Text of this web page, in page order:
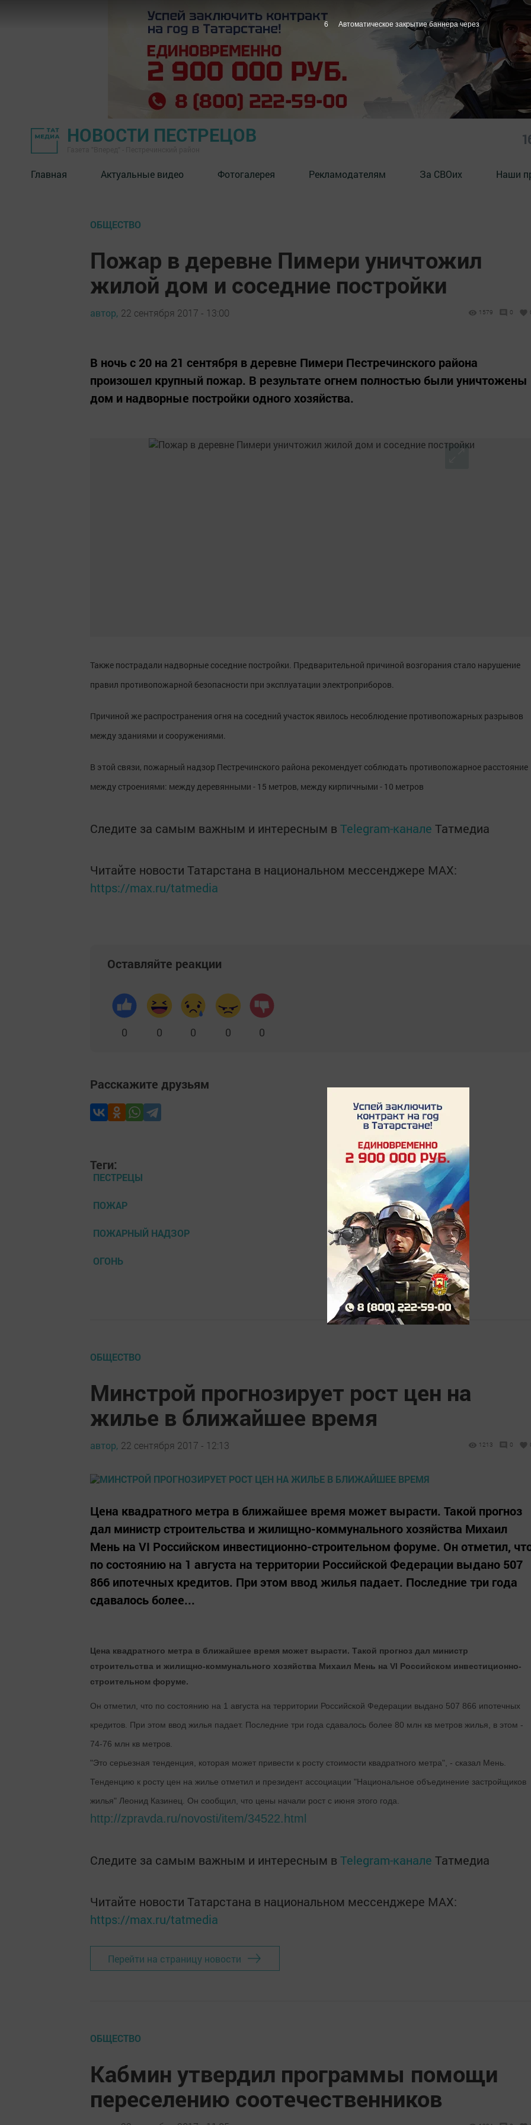
НОВОСТИ ПЕСТРЕЦОВ
Главная Актуальные видео Фотогалерея Рекламодателям За СВОих Наши
ОБЩЕСТВО
Пожар в деревне Пимери уничтожил
жилой дом и соседние постройки
автор, 22 сентября 2017 - 13:00 1579 0
В ночь с 20 на 21 сентября в деревне Пимери Пестречинского района
произошел крупный пожар. В результате огнем полностью были уничтожены
дом и надворные постройки одного хозяйства.
Также пострадали надворные соседние постройки. Предварительной причиной возгорания стало нарушение
правил противопожарной безопасности при эксплуатации электроприборов.
Причиной же распространения огня на соседний участок явилось несоблюдение противопожарных разрывов
между зданиями и сооружениями.
В этой связи, пожарный надзор Пестречинского района рекомендует соблюдать противопожарное расстояние
между строениями: между деревянными - 15 метров, между кирпичными - 10 метров
Следите за самым важным и интересным в Telegram-канале Татмедиа
Читайте новости Татарстана в национальном мессенджере MАХ:
https://max.ru/tatmedia
Оставляйте реакции
0 0 0 0 0
Расскажите друзьям
Теги:
ПЕСТРЕЦЫ
ПОЖАР
ПОЖАРНЫЙ НАДЗОР
ОГОНЬ
ОБЩЕСТВО
Минстрой прогнозирует рост цен на
жилье в ближайшее время
автор, 22 сентября 2017 - 12:13 1213 0
Цена квадратного метра в ближайшее время может вырасти. Такой прогноз
дал министр строительства и жилищно-коммунального хозяйства Михаил
Мень на VI Российском инвестиционно-строительном форуме. Он отметил,
по состоянию на 1 августа на территории Российской Федерации выдано 507
866 ипотечных кредитов. При этом ввод жилья падает. Последние три года
сдавалось более...
Цена квадратного метра в ближайшее время может вырасти. Такой прогноз дал министр
строительства и жилищно-коммунального хозяйства Михаил Мень на VI Российском инвестиционно-
строительном форуме.
Он отметил, что по состоянию на 1 августа на территории Российской Федерации выдано 507 866 ипотечных
кредитов. При этом ввод жилья падает. Последние три года сдавалось более 80 млн кв метров жилья, в этом -
74-76 млн кв метров.
"Это серьезная тенденция, которая может привести к росту стоимости квадратного метра", - сказал Мень.
Тенденцию к росту цен на жилье отметил и президент ассоциации "Национальное объединение застройщиков
жилья" Леонид Казинец. Он сообщил, что цены начали рост с июня этого года.
http://zpravda.ru/novosti/item/34522.html
Следите за самым важным и интересным в Telegram-канале Татмедиа
Читайте новости Татарстана в национальном мессенджере MАХ:
https://max.ru/tatmedia
Перейти на страницу новости
ОБЩЕСТВО
Кабмин утвердил программы помощи
переселению соотечественников
5 Автоматическое закрытие баннера через